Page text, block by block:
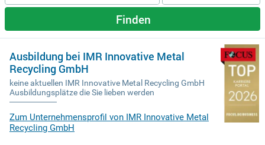
Finden
Ausbildung bei IMR Innovative Metal
Recycling GmbH
keine aktuellen IMR Innovative Metal Recycling GmbH
Ausbildungsplätze die Sie lieben werden
Zum Unternehmensprofil von IMR Innovative Metal
Recycling GmbH